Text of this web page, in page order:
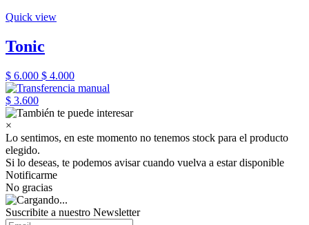
Quick view
Tonic
$ 6.000 $ 4.000
$ 3.600
×
Lo sentimos, en este momento no tenemos stock para el producto
elegido.
Si lo deseas, te podemos avisar cuando vuelva a estar disponible
Notificarme
No gracias
Suscribite a nuestro Newsletter